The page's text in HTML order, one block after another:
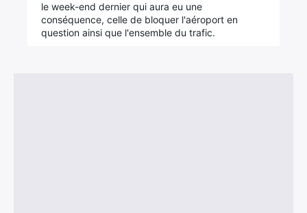
le week-end dernier qui aura eu une
conséquence, celle de bloquer l'aéroport en
question ainsi que l'ensemble du trafic.